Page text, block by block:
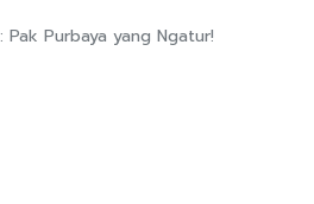
Purbaya yang Ngatur!